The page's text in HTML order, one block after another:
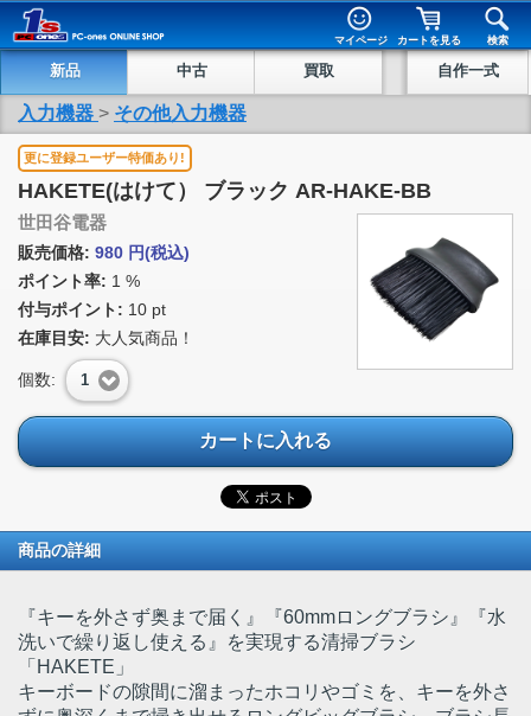
マイページ カートを見る 検索
新品 中古 買取 自作一式
入力機器 > その他入力機器
更に登録ユーザー特価あり!
HAKETE(はけて） ブラック AR-HAKE-BB
世田谷電器
販売価格: 980 円(税込)
ポイント率: 1 %
付与ポイント: 10 pt
在庫目安: 大人気商品！
個数: 1
カートに入れる
商品の詳細
『キーを外さず奥まで届く』『60mmロングブラシ』『水
洗いで繰り返し使える』を実現する清掃ブラシ
「HAKETE」
キーボードの隙間に溜まったホコリやゴミを、キーを外さ